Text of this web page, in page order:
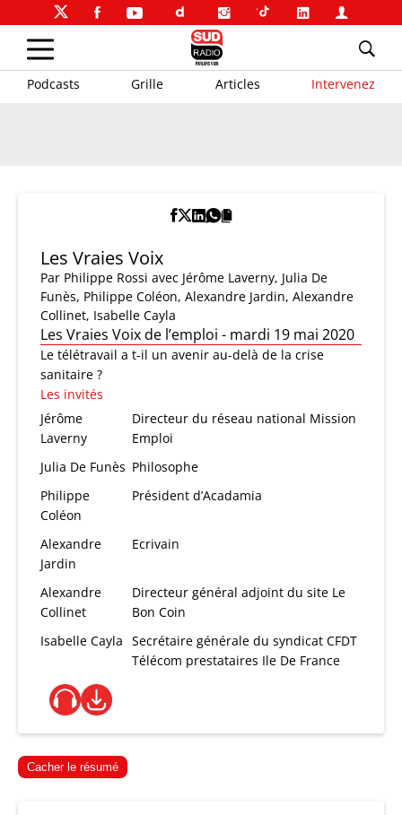
Podcasts Grille Articles Intervenez
Les Vraies Voix
Par Philippe Rossi avec Jérôme Laverny, Julia De
Funès, Philippe Coléon, Alexandre Jardin, Alexandre
Collinet, Isabelle Cayla
Les Vraies Voix de l’emploi - mardi 19 mai 2020
Le télétravail a t-il un avenir au-delà de la crise
sanitaire ?
Les invités
Jérôme
Laverny
Directeur du réseau national Mission
Emploi
Julia De Funès Philosophe
Philippe
Coléon
Président d’Acadamia
Alexandre
Jardin
Ecrivain
Alexandre
Collinet
Directeur général adjoint du site Le
Bon Coin
Isabelle Cayla Secrétaire générale du syndicat CFDT
Télécom prestataires Ile De France
Cacher le résumé